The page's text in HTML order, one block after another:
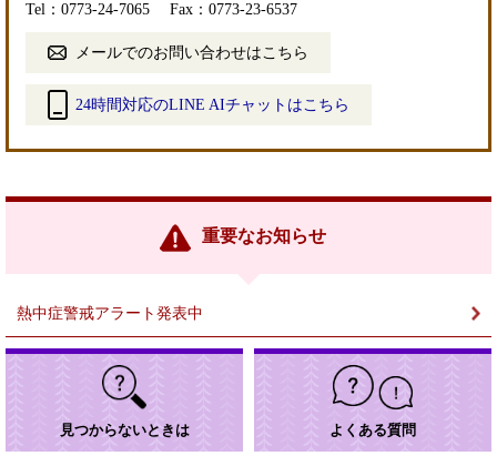
Tel：0773-24-7065
Fax：0773-23-6537
メールでのお問い合わせはこちら
24時間対応のLINE AIチャットはこちら
リ
重要なお知らせ
熱中症警戒アラート発表中
見つからないときは よくある質問